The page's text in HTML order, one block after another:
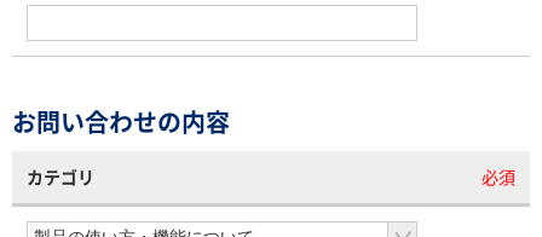
お問い合わせの内容
カテゴリ 必須